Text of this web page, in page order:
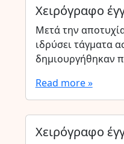
Χειρόγραφο
Μετά την
ιδρύσει τάγματα
δημιουργήθηκαν
Read more »
Χειρόγραφο